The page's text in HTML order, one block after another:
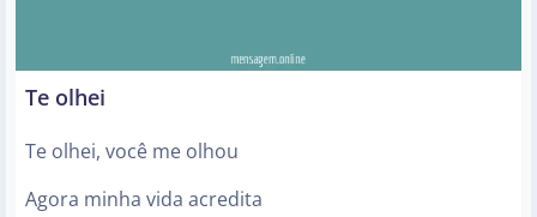
Te olhei
Te olhei, você me olhou
Agora minha vida acredita